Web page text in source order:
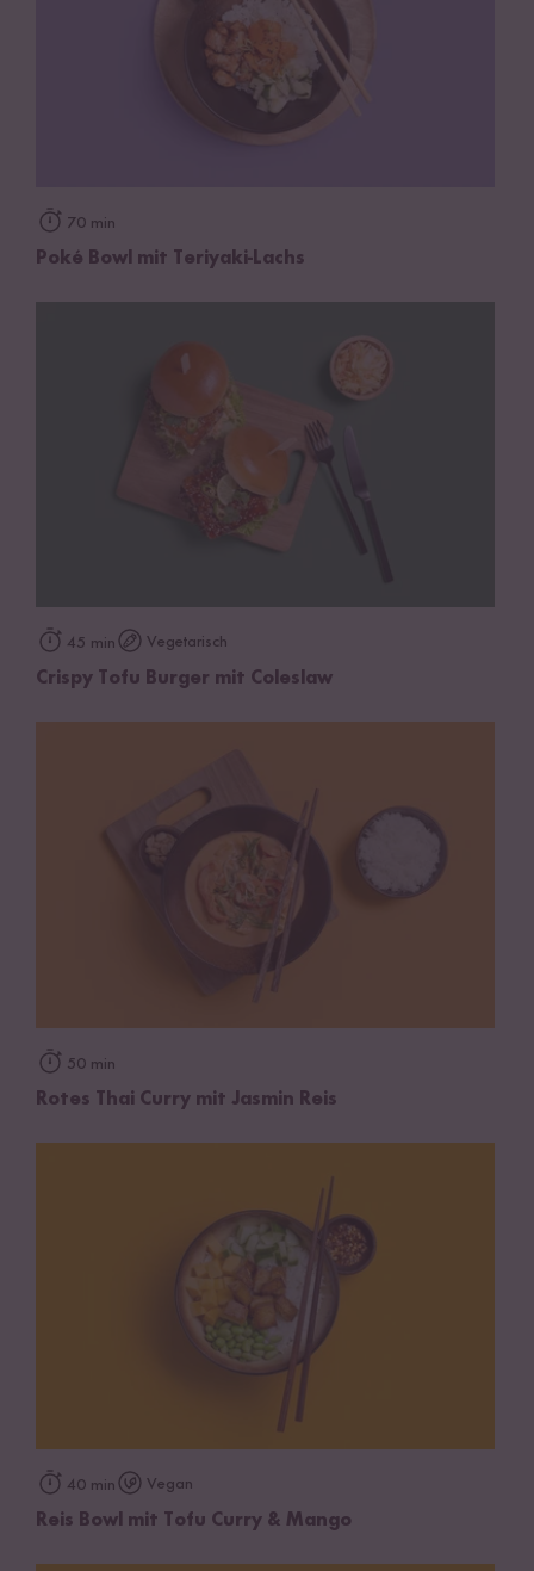
70 min
Poké Bowl mit Teriyaki-Lachs
45 min Vegetarisch
Crispy Tofu Burger mit Coleslaw
50 min
Rotes Thai Curry mit Jasmin Reis
40 min Vegan
Reis Bowl mit Tofu Curry & Mango